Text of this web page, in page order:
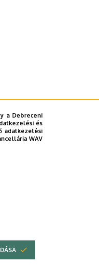
a Debreceni
és
adatkezelési
WAV